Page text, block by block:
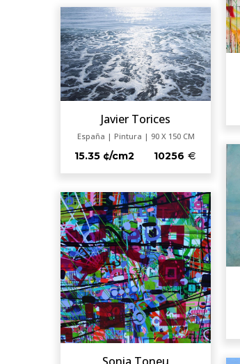
Javier Torices
España | Pintura | 90 X 150 CM
15.35 ¢/cm2 10256
Sonia Toneu